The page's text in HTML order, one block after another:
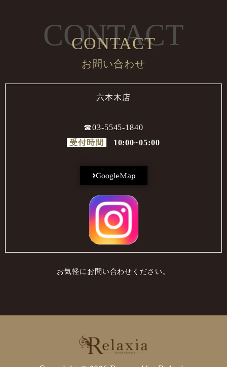
CONTACT
お問い合わせ
CONTACT
六本木店
☎︎03-5545-1840
受付時間
10:00~05:00
GoogleMap
お気軽にお問い合わせください。